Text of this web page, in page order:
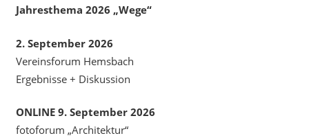
Jahresthema 2026 „Wege“
2. September 2026
Vereinsforum Hemsbach
Ergebnisse + Diskussion
ONLINE 9. September 2026
fotoforum „Architektur“